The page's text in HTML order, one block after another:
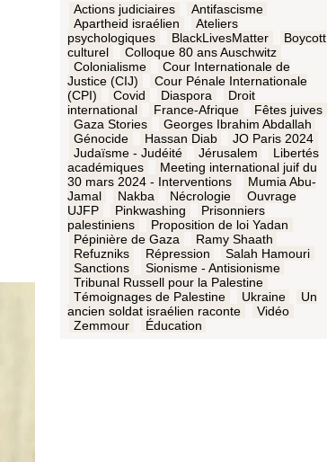
Actions judiciaires
Antifascisme
Apartheid israélien
Ateliers
psychologiques
BlackLivesMatter
Boycott
culturel
Colloque 80 ans Auschwitz
Colonialisme
Cour Internationale de
Justice (CIJ)
Cour Pénale Internationale
(CPI)
Covid Diaspora
Droit
international
France-Afrique
Fêtes juives
Gaza Stories
Georges Ibrahim Abdallah
Génocide
Hassan Diab
JO Paris 2024
Judaïsme - Judéité
Jérusalem
Libertés
académiques
Meeting international juif du
30 mars 2024 - Interventions
Mumia Abu-
Jamal
Nakba Nécrologie
Ouvrage
UJFP
Pinkwashing
Prisonniers
palestiniens
Proposition de loi Yadan
Pépinière de Gaza
Ramy Shaath
Refuzniks
Répression
Salah Hamouri
Sanctions
Sionisme - Antisionisme
Tribunal Russell pour la Palestine
Témoignages de Palestine
Ukraine
Un
ancien soldat israélien raconte
Vidéo
Zemmour
Éducation